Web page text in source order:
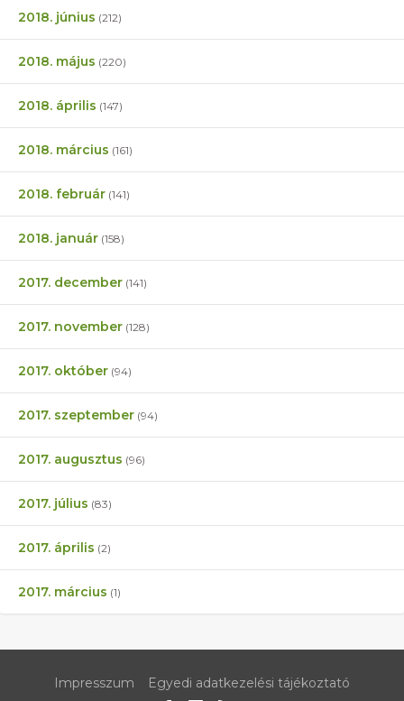
2018. június (212)
2018. május (220)
2018. április (147)
2018. március (161)
2018. február (141)
2018. január (158)
2017. december (141)
2017. november (128)
2017. október (94)
2017. szeptember (94)
2017. augusztus (96)
2017. július (83)
2017. április (2)
2017. március (1)
Impresszum Egyedi adatkezelési tájékoztató